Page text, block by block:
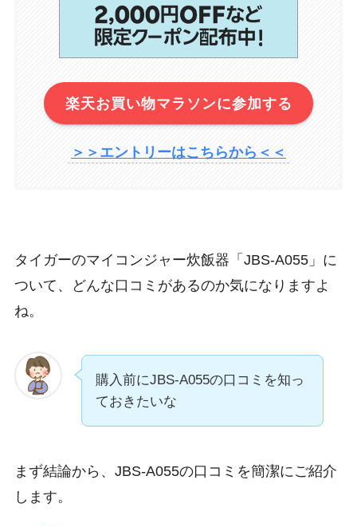
楽天お買い物マラソンに参加する
＞＞エントリーはこちらから＜＜
タイガーのマイコンジャー炊飯器「JBS-A055」に
ついて、どんな口コミがあるのか気になりますよ
ね。
購入前にJBS-A055の口コミを知っ
ておきたいな
まず結論から、JBS-A055の口コミを簡潔にご紹介
します。